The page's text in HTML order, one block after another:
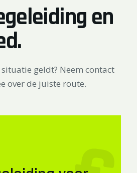
en
geldt? Neem contact
over de juiste route.